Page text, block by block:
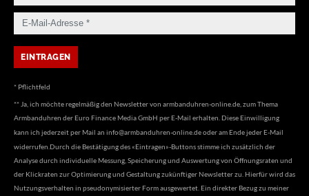
* Pflichtfeld
** Ja, ich möchte regelmäßig den Newsletter von armbanduhren-online.de, zum Thema
Armbanduhren der Euro Finance Media GmbH per E-Mail erhalten. Diese Einwilligung
kann ich jederzeit per Mail an info@armbanduhren-online.deoder am Ende jeder E-Mail
widerrufen.Durch die Bestätigung des «Eintragen»-Buttons stimme ich zusätzlich der
Analyse durch individuelle Messung, Speicherung und Auswertung von Öffnungsraten und
der Klickraten zur Optimierung und Gestaltung zukünftiger Newsletter zu. Hierfür wird das
Nutzungsverhalten in pseudonymisierter Form ausgewertet. Ein direkter Bezug zu meiner